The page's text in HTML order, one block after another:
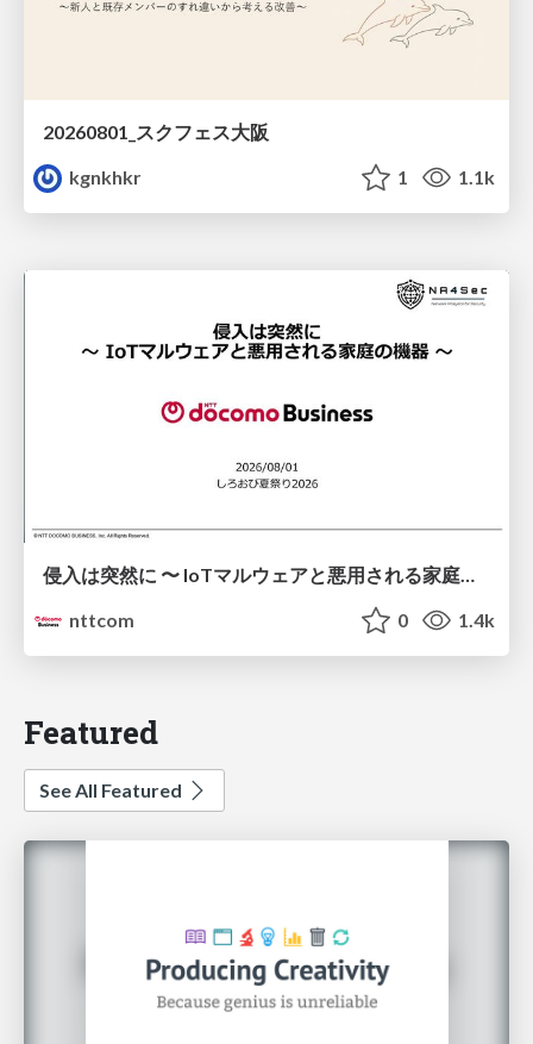
20260801_スクフェス大阪
kgnkhkr
1 1.1k
侵入は突然に 〜 IoTマルウェアと悪用される家庭の機器 ～ / When Intrusion Strikes: IoT Malware and the Abuse of Home Devices
nttcom
0 1.4k
Featured
See All Featured